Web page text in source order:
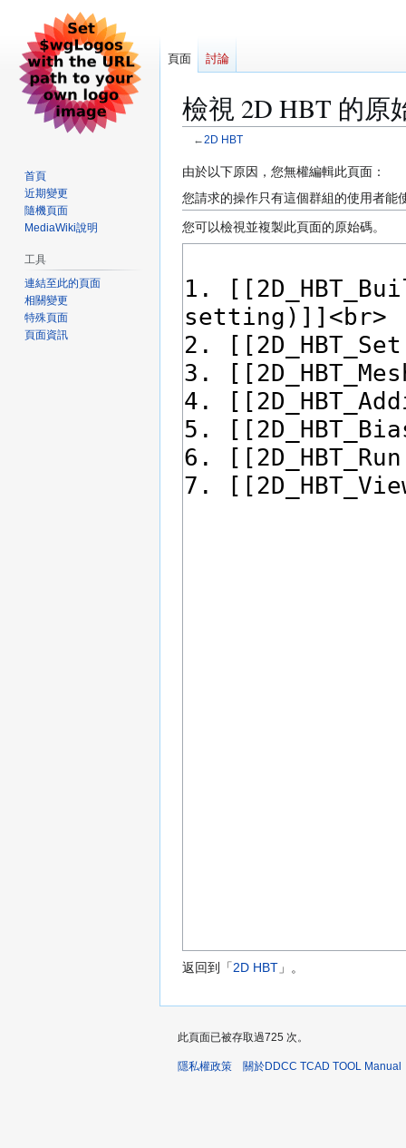
檢視 2D HBT 的原
←2D HBT
跳
至
導
覽
跳
至
搜
尋
由於以下原因，您無權編輯此頁面：
您請求的操作只有這個群組的使用者能
您可以檢視並複製此頁面的原始碼。
返回到「2D HBT 」。
頁面 討論
首頁
近期變更
隨機頁面
MediaWiki說明
工具
連結至此的頁面
相關變更
特殊頁面
頁面資訊
此頁面已被存取過725 次。
隱私權政策 關於DDCC TCAD TOOL Manual